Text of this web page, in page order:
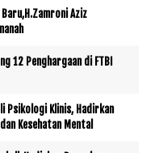
Aziz
12 Penghargaan di FTBI
Psikologi Klinis, Hadirkan
Kesehatan Mental